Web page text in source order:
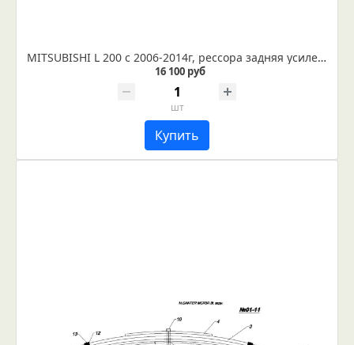
MITSUBISHI L 200 с 2006-2014г, рессора задняя усиленная (Арт. IR 01-24)
16 100 руб
шт
Купить